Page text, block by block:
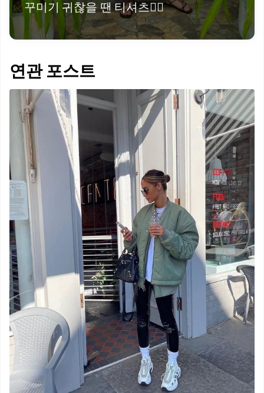
꾸미기 귀찮을 땐 티셔츠👍🏻
연관 포스트